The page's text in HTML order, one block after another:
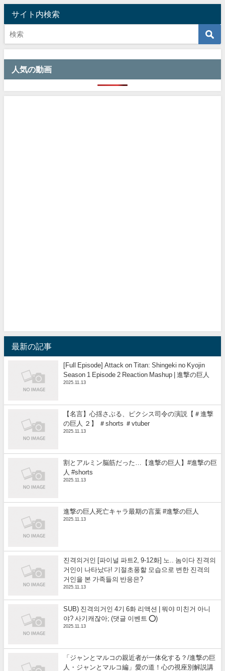
サイト内検索
人気の動画
最新の記事
[Full Episode] Attack on Titan: Shingeki no Kyojin
Season 1 Episode 2 Reaction Mashup | 進撃の巨人
2025.11.13
【名言】心揺さぶる、ピクシス司令の演説【＃進撃
の巨人 ２】 ＃shorts ＃vtuber
2025.11.13
割とアルミン脳筋だった…【進撃の巨人】#進撃の巨
人 #shorts
2025.11.13
進撃の巨人死亡キャラ最期の言葉 #進撃の巨人
2025.11.13
진격의거인 [파이널 파트2, 9-12화] 노.. 놈이다 진격의
거인이 나타났다! 기절초풍할 모습으로 변한 진격의
거인을 본 가족들의 반응은?
2025.11.13
SUB) 진격의거인 4기 6화 리액션 | 뭐야 미친거 아니
야? 사기캐잖아; (댓글 이벤트 ⭕)
2025.11.13
「ジャンとマルコの親近者が一体化する？/進撃の巨
人・ジャンとマルコ編」愛の道！心の視座別解説講